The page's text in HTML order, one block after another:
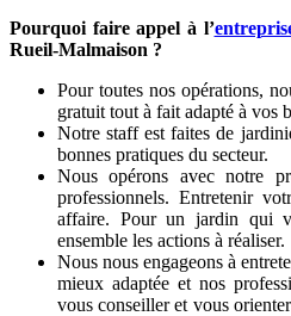
Pourquoi faire appel à l’
Rueil-Malmaison ?
Pour toutes nos opérations,
gratuit tout à fait adapté à vos
Notre staff est faites de
bonnes pratiques du secteur.
Nous opérons avec notre
professionnels. Entretenir
affaire. Pour un jardin qui
ensemble les actions à réaliser.
Nous nous engageons à
mieux adaptée et nos
vous conseiller et vous